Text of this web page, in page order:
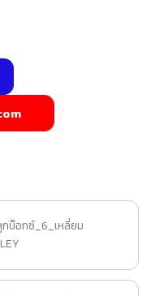
บ็อกซ์_6_เหลี่ยม